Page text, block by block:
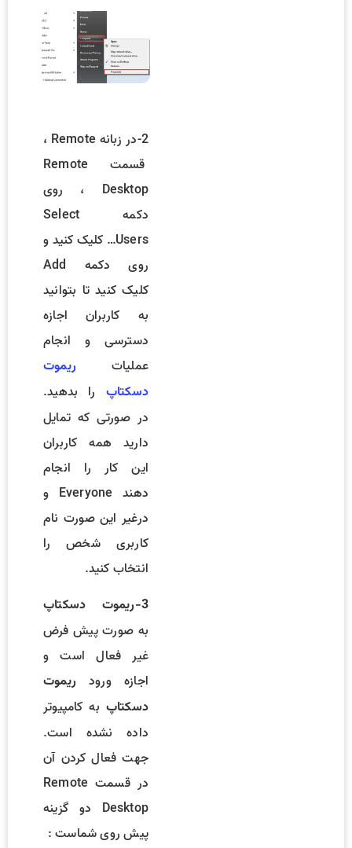
2-در زبانه Remote ،
قسمت Remote
Desktop ، روی
دکمه Select
Users… کلیک کنید و
روی دکمه Add
کلیک کنید تا بتوانید
به کاربران اجازه
دسترسی و انجام
عملیات ریموت
دسکتاپ را بدهید.
در صورتی که تمایل
دارید همه کاربران
این کار را انجام
دهند Everyone و
درغیر این صورت نام
کاربری شخص را
انتخاب کنید.
3-ریموت دسکتاپ
به صورت پیش فرض
غیر فعال است و
اجازه ورود ریموت
دسکتاپ به کامپیوتر
داده نشده است.
جهت فعال کردن آن
در قسمت Remote
Desktop دو گزینه
پیش روی شماست :